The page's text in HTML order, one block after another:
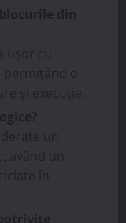
din
ușor cu
permițând o
și execuție.
un
având un
în